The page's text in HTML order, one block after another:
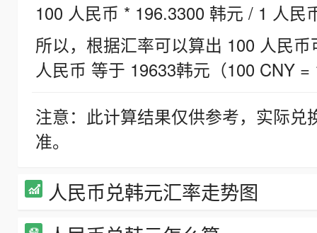
100 人民币 * 196.3300 韩元 / 1 人民
所以，根据汇率可以算出 100 人民
人民币 等于 19633韩元（100 CNY =
注意：此计算结果仅供参考，实际
准。
人民币兑韩元汇率走势图